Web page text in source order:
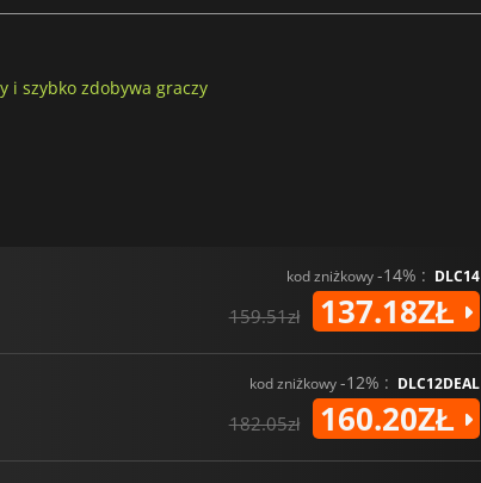
i szybko zdobywa graczy
kod zniżkowy-14% : DLC14
159.51zł 137.18ZŁ
kod zniżkowy-12% : DLC12DEAL
182.05zł 160.20ZŁ